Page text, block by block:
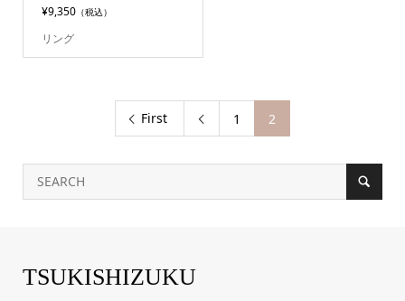
¥9,350（税込）
リング
First  1 2
TSUKISHIZUKU